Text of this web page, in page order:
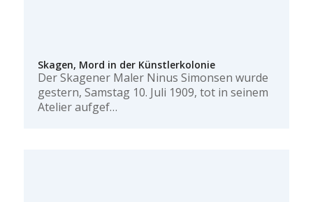
Skagen, Mord in der Künstlerkolonie
Der Skagener Maler Ninus Simonsen wurde
gestern, Samstag 10. Juli 1909, tot in seinem
Atelier aufgef…